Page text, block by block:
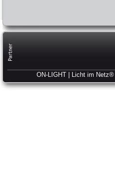
ON-LIGHT | Licht im Netz®